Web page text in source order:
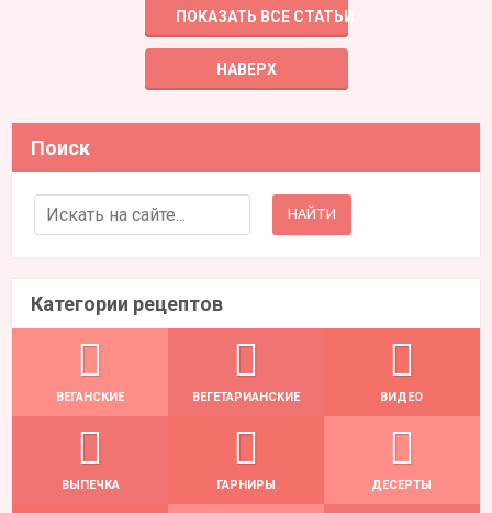
ПОКАЗАТЬ ВСЕ СТАТЬИ
НАВЕРХ
Поиск
Search for:
Категории рецептов
ВЕГАНСКИЕ ВЕГЕТАРИАНСКИЕ ВИДЕО
ВЫПЕЧКА ГАРНИРЫ ДЕСЕРТЫ